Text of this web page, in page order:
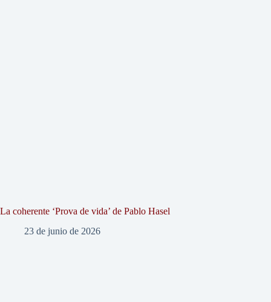
La coherente ‘Prova de vida’ de Pablo Hasel
23 de junio de 2026